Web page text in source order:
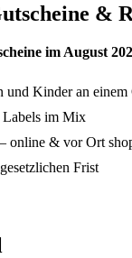
&
im August
und Kinder an einem
Labels im Mix
online & vor Ort
Frist